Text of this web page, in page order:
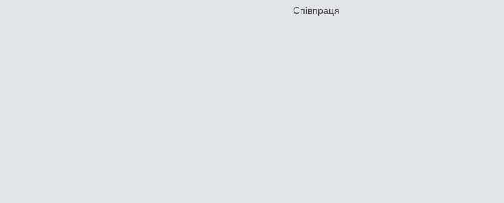
Співпраця